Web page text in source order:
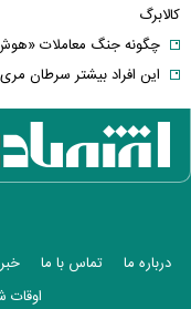
کالابرگ
چگونه جنگ معاملات
این افراد بیشتر سرطان
عراقچی خبر داد؛ توافق با
تمدید قرارداد اوزجان
پاییز پربارش از راه
بازنشستگان کشوری
پزشکیان خطاب به
درباره ما تماس با ما
اوقات